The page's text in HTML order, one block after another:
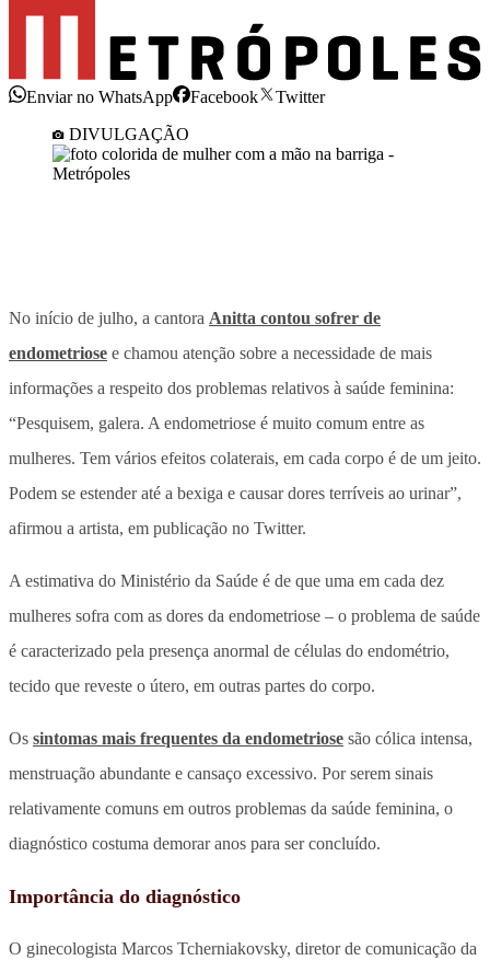
Enviar no WhatsApp Facebook
Twitter
DIVULGAÇÃO
No início de julho, a cantora Anitta contou sofrer de
endometriose e chamou atenção sobre a necessidade de mais
informações a respeito dos problemas relativos à saúde feminina:
“Pesquisem, galera. A endometriose é muito comum entre as
mulheres. Tem vários efeitos colaterais, em cada corpo é de um jeito.
Podem se estender até a bexiga e causar dores terríveis ao urinar”,
afirmou a artista, em publicação no Twitter.
A estimativa do Ministério da Saúde é de que uma em cada dez
mulheres sofra com as dores da endometriose – o problema de saúde
é caracterizado pela presença anormal de células do endométrio,
tecido que reveste o útero, em outras partes do corpo.
Os sintomas mais frequentes da endometriose são cólica intensa,
menstruação abundante e cansaço excessivo. Por serem sinais
relativamente comuns em outros problemas da saúde feminina, o
diagnóstico costuma demorar anos para ser concluído.
Importância do diagnóstico
O ginecologista Marcos Tcherniakovsky, diretor de comunicação da